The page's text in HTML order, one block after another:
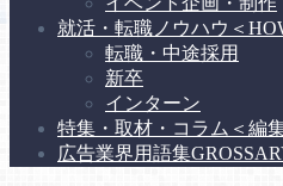
就活・転職ノウハウ ＜
転職・中途採用
新卒
インターン
特集・取材・コラム ＜編
広告業界用語集